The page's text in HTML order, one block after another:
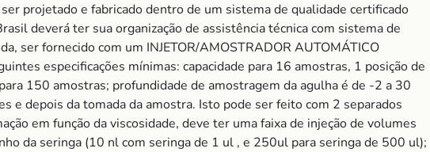
projetado e fabricado dentro de um sistema de qualidade certificado
deverá ter sua organização de assistência técnica com sistema de
ser fornecido com um INJETOR/AMOSTRADOR AUTOMÁTICO
especificações mínimas: capacidade para 16 amostras, 1 posição de
150 amostras; profundidade de amostragem da agulha é de -2 a 30
e depois da tomada da amostra. Isto pode ser feito com 2 separados
em função da viscosidade, deve ter uma faixa de injeção de volumes
da seringa (10 nl com seringa de 1 ul , e 250ul para seringa de 500 ul);